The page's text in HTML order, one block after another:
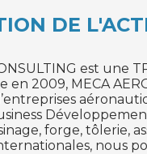
DE
est
en 2009, MECA
forge, tôlerie,
nous